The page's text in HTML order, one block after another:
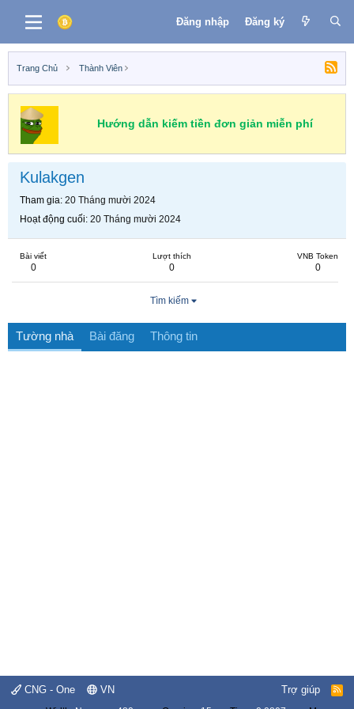
Đăng nhập Đăng ký
Trang Chủ Thành Viên
Hướng dẫn kiếm tiền đơn giản miễn phí
Kulakgen
Tham gia 20 Tháng mười 2024
Hoạt động cuối 20 Tháng mười 2024
Bài viết
0
Lượt thích
0
VNB Token
0
Tìm kiếm
Tường nhà Bài đăng Thông tin
CNG - One VN Trợ giúp
R